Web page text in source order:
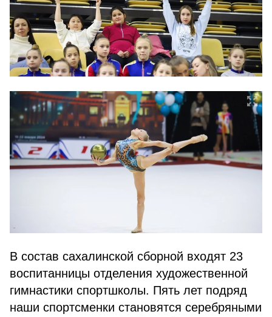
В состав сахалинской сборной входят 23
воспитанницы отделения художественной
гимнастики спортшколы. Пять лет подряд
наши спортсменки становятся серебряными